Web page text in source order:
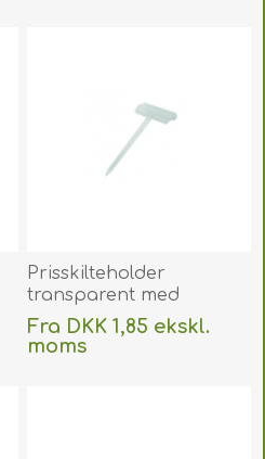
Prisskilteholder
transparent med
stilk/spyd.
Prisskilteholder klar
Fra DKK 1,85 ekskl.
moms